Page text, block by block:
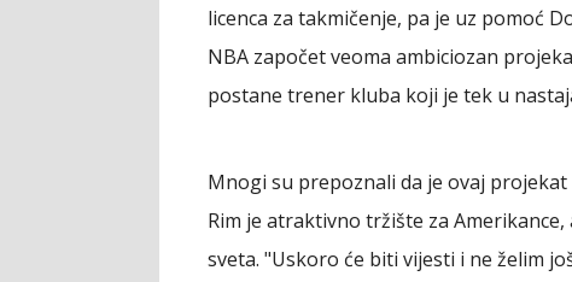
licenca za takmičenje, pa je uz pomoć
NBA započet veoma ambiciozan
postane trener kluba koji je tek u
Mnogi su prepoznali da je ovaj
Rim je atraktivno tržište za
sveta. "Uskoro će biti vijesti i ne želim